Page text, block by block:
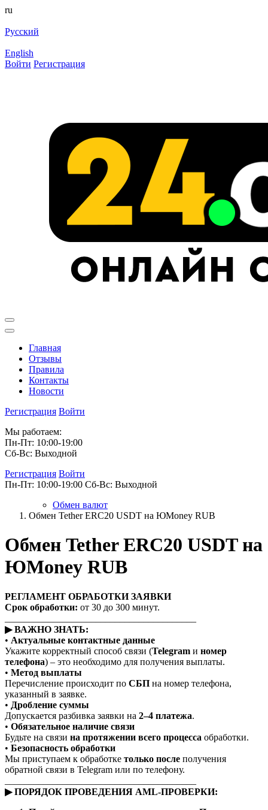
ru
Русский
English
Войти Регистрация
Главная
Отзывы
Правила
Контакты
Новости
Регистрация Войти
Мы работаем:
Пн-Пт: 10:00-19:00
Сб-Вс: Выходной
Регистрация Войти
Пн-Пт: 10:00-19:00 Сб-Вс: Выходной
Обмен валют
Обмен Tether ERC20 USDT на ЮMoney RUB
Обмен Tether ERC20 USDT на
ЮMoney RUB
РЕГЛАМЕНТ ОБРАБОТКИ ЗАЯВКИ
Срок обработки: от 30 до 300 минут.
▶ ВАЖНО ЗНАТЬ:
• Актуальные контактные данные
Укажите корректный способ связи (Telegram и номер
телефона) – это необходимо для получения выплаты.
• Метод выплаты
Перечисление происходит по СБП на номер телефона,
указанный в заявке.
• Дробление суммы
Допускается разбивка заявки на 2–4 платежа.
• Обязательное наличие связи
Будьте на связи на протяжении всего процесса обработки.
• Безопасность обработки
Мы приступаем к обработке только после получения
обратной связи в Telegram или по телефону.
▶ ПОРЯДОК ПРОВЕДЕНИЯ AML-ПРОВЕРКИ: